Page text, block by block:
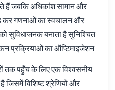
हैं जबकि अधिकांश सामान और
कर गणनाओं का स्वचालन और
को सुविधाजनक बनाता है सुनिश्चित
प्रक्रियाओं का ऑप्टिमाइजेशन
तक पहुँच के लिए एक विश्वसनीय
जिसमें विशिष्ट श्रेणियों और